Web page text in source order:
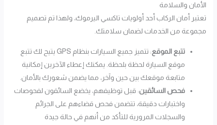
الأمان والسلامة
تعتبر أمان الركاب أحد أولويات تاكسي اليرموك، ولهذا تم تصميم
مجموعة من الخدمات لضمان سلامتك.
تتبع الموقع
: تتميز جميع السيارات بنظام GPS يتيح لك تتبع
موقع السيارة لحظة بلحظة. يمكنك إعطاء الآخرين إمكانية
متابعة موقعك بين حين وآخر، مما يضمن شعورك بالأمان.
فحص السائقين: قبل توظيفهم، يخضع السائقون لفحوصات
واختبارات دقيقة، تتضمن فحص قضاءهم على الجرائم
والسجلات المرورية للتأكد من أنهم في حالة جيدة